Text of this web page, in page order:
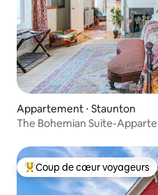
Appartement ⋅ Staunton
The Bohemian Suite-
Coups de cœur voyageurs les
Coup de cœur voyageurs